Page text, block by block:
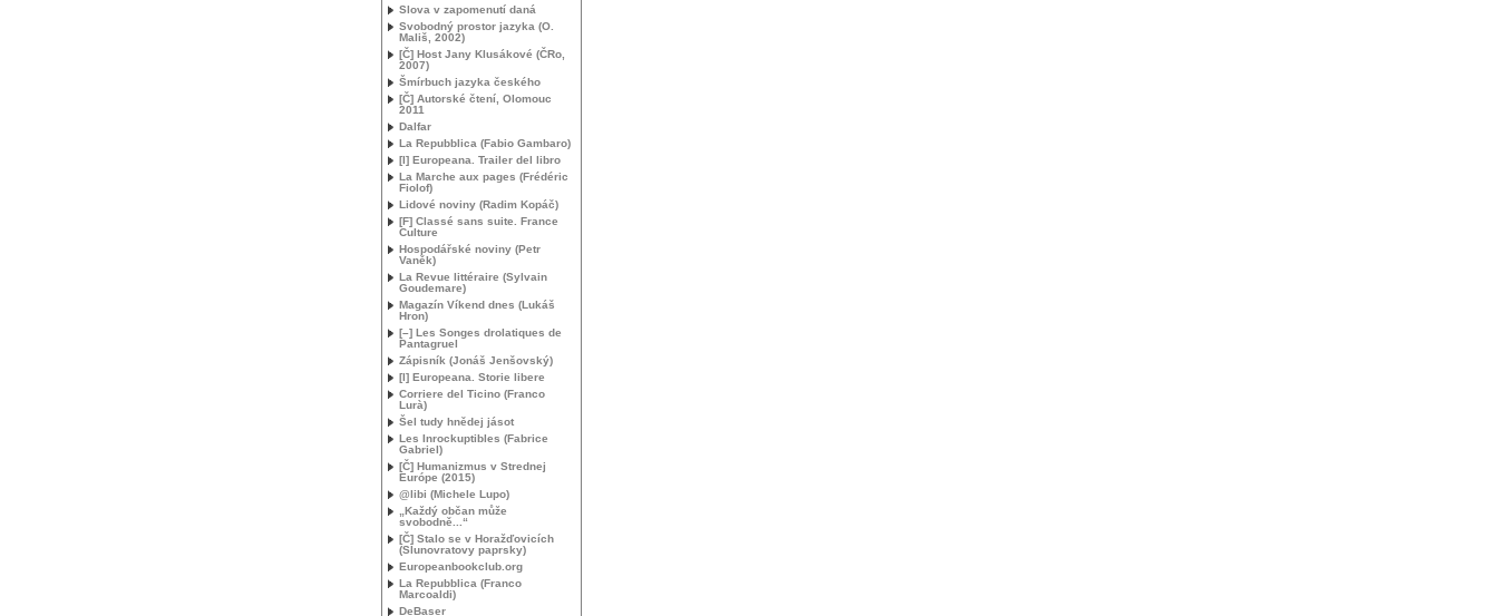
Slova v zapomenutí daná
Svobodný prostor jazyka (O.
Mališ, 2002)
[Č] Host Jany Klusákové (ČRo,
2007)
Šmírbuch jazyka českého
[Č] Autorské čtení, Olomouc
2011
Dalfar
La Repubblica (Fabio Gambaro)
[I] Europeana. Trailer del libro
La Marche aux pages (Frédéric
Fiolof)
Lidové noviny (Radim Kopáč)
[F] Classé sans suite. France
Culture
Hospodářské noviny (Petr
Vaněk)
La Revue littéraire (Sylvain
Goudemare)
Magazín Víkend dnes (Lukáš
Hron)
[–] Les Songes drolatiques de
Pantagruel
Zápisník (Jonáš Jenšovský)
[I] Europeana. Storie libere
Corriere del Ticino (Franco
Lurà)
Šel tudy hnědej jásot
Les Inrockuptibles (Fabrice
Gabriel)
[Č] Humanizmus v Strednej
Európe (2015)
@libi (Michele Lupo)
„Každý občan může
svobodně...“
[Č] Stalo se v Horažďovicích
(Slunovratovy paprsky)
Europeanbookclub.org
La Repubblica (Franco
Marcoaldi)
DeBaser